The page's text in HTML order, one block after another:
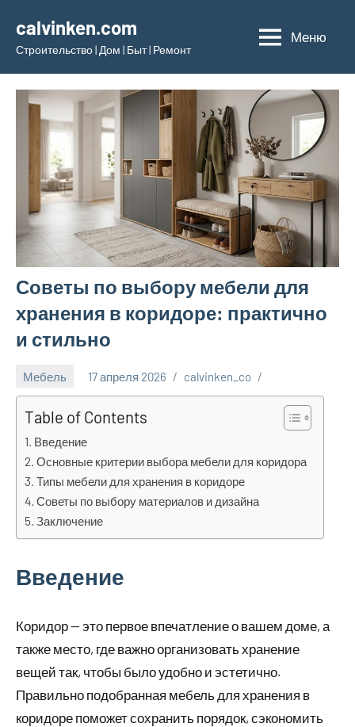
содержимому
calvinken.com
Строительство | Дом | Быт | Ремонт
Меню
Советы по выбору мебели для
хранения в коридоре: практично
и стильно
Мебель 17 апреля 2026 calvinken_co
Table of Contents
Введение
Основные критерии выбора мебели для коридора
Типы мебели для хранения в коридоре
Советы по выбору материалов и дизайна
Заключение
Введение
Коридор — это первое впечатление о вашем доме, а
также место, где важно организовать хранение
вещей так, чтобы было удобно и эстетично.
Правильно подобранная мебель для хранения в
коридоре поможет сохранить порядок, сэкономить